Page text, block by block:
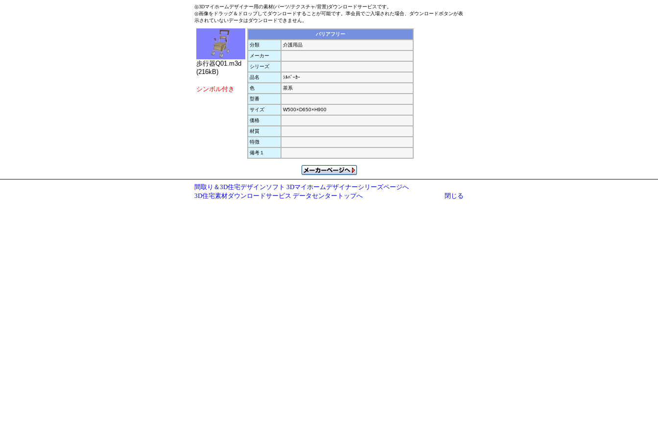
◎3Dマイホームデザイナー用の素材(パーツ/テクスチャ/背景)ダウンロードサービスです。
◎画像をドラッグ＆ドロップしてダウンロードすることが可能です。準会員でご入場された場合、ダウンロードボタンが表
示されていないデータはダウンロードできません。
歩行器Q01.m3d
(216kB)
シンボル付き
バリアフリー
分類
介護用品
メーカー
シリーズ
品名
ｼﾙﾊﾞｰｶｰ
色
茶系
型番
サイズ
W500×D650×H900
価格
材質
特徴
備考１
間取り＆3D住宅デザインソフト 3Dマイホームデザイナーシリーズページへ
3D住宅素材ダウンロードサービス データセンタートップへ
閉じる